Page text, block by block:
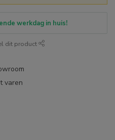
werkdag in huis!
dit product
varen